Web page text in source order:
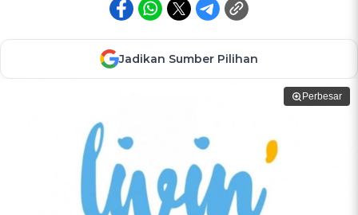
Jadikan Sumber Pilihan
Perbesar